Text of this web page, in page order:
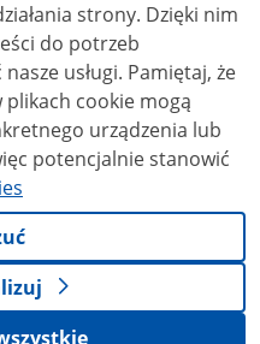
strony. Dzięki nim
do potrzeb
Pamiętaj, że
cookie mogą
urządzenia lub
potencjalnie stanowić